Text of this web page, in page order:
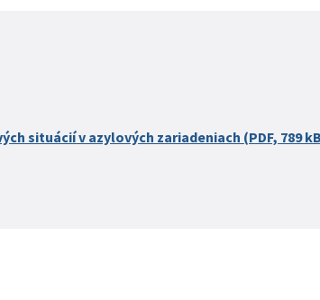
situácií v azylových zariadeniach (PDF, 789